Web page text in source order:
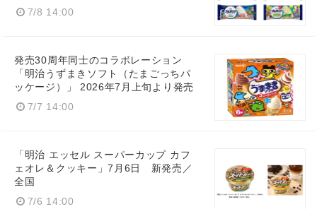
7/8 14:00
発売30周年同士のコラボレーション
「明治うずまきソフト（たまごっちパ
ッケージ）」 2026年7月上旬より発売
7/7 14:00
「明治 エッセル スーパーカップ カフ
ェオレ＆クッキー」7月6日 新発売／
全国
7/6 14:00